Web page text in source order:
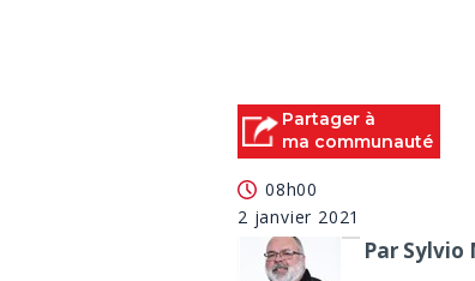
Partager à
ma communauté
08h00
2 janvier 2021
Par Sylvio